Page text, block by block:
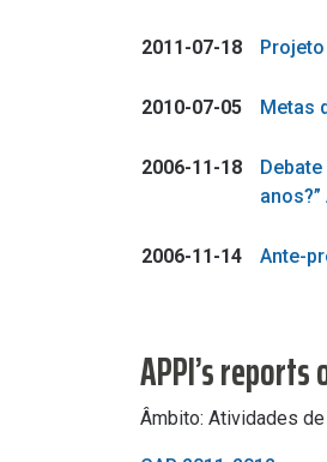
2011-07-18
2010-07-05 Metas
2006-11-18
anos?”
2006-11-14 Ante-
APPI’s reports
Âmbito: Atividades